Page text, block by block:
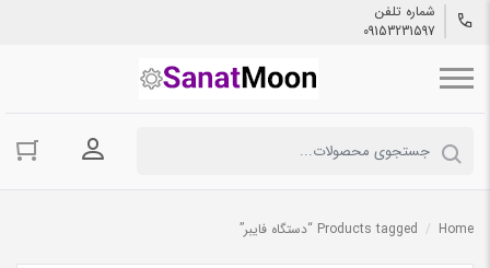
شماره تلفن
09153231597
ورود به
Home
/ Products tagged “دستگاه فایبر”